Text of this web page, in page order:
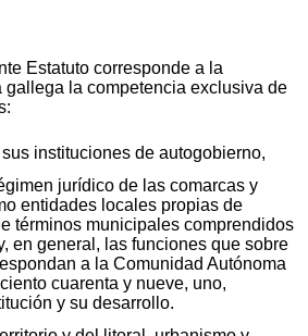
Estatuto corresponde a la
gallega la competencia exclusiva de
instituciones de autogobierno,
jurídico de las comarcas y
entidades locales propias de
términos municipales comprendidos
en general, las funciones que sobre
a la Comunidad Autónoma
cuarenta y nueve, uno,
y su desarrollo.